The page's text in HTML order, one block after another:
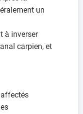
un
à inverser
carpien, et
affectés